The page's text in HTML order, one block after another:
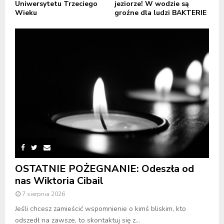
Uniwersytetu Trzeciego
Wieku
jeziorze! W wodzie są
groźne dla ludzi BAKTERIE
OSTATNIE POŻEGNANIE: Odeszła od
nas Wiktoria Cibail
7 sierpnia 2026
Jeśli chcesz zamieścić wspomnienie o kimś bliskim, kto
odszedł na zawsze, to skontaktuj się z...